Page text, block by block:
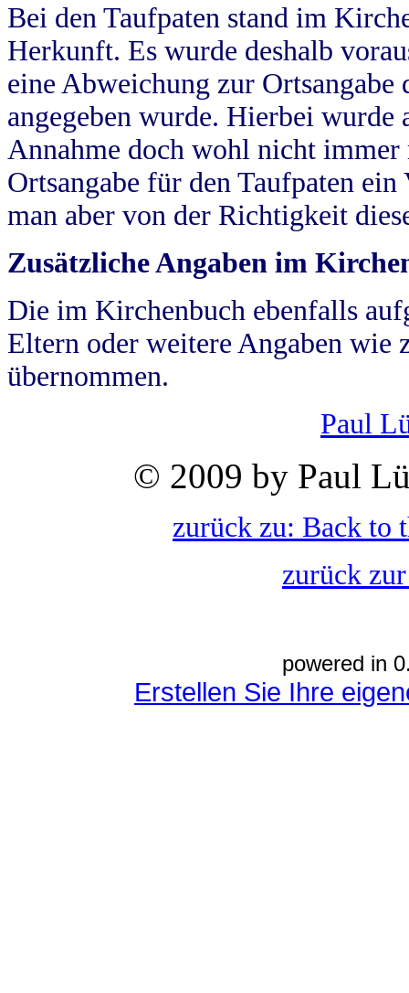
Bei den Taufpaten stand im
Herkunft. Es wurde deshalb
eine Abweichung zur
angegeben wurde. Hierbei wurde
Annahme doch wohl nicht
Ortsangabe für den Taufpaten
man aber von der Richtigkeit
Zusätzliche Angaben im
Die im Kirchenbuch ebenfalls
Eltern oder weitere Angaben wie
übernommen.
Paul
© 2009 by Paul
zurück zu: Back to
zurück
powered in
Erstellen Sie Ihre